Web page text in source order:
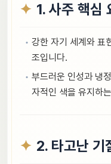
1. 사주 핵심
강한 자기 세계와 표
조입니다.
부드러운 인성과 냉
자적인 색을 유지하
2. 타고난 기